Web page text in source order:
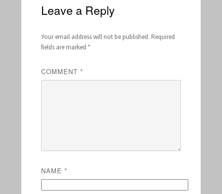
Leave a Reply
Your email address will not be published. Required
fields are marked *
COMMENT *
NAME *